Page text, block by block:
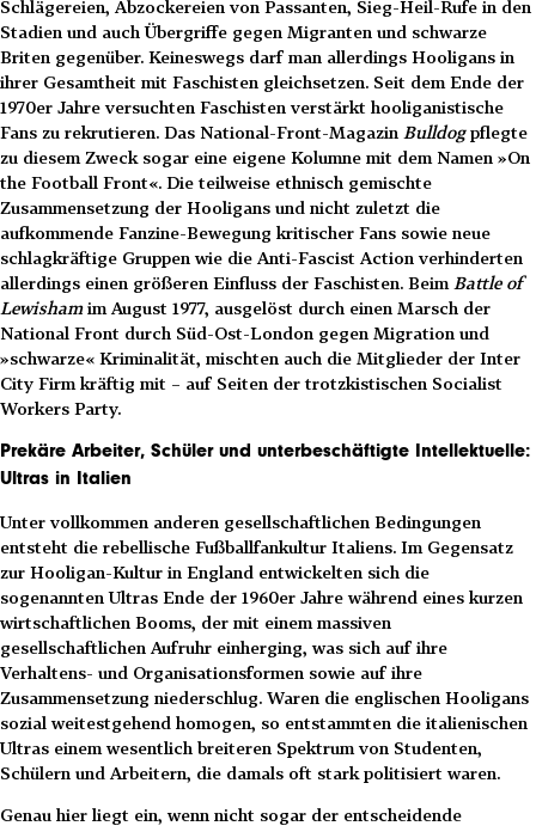
Schlägereien, Abzockereien von Passanten, Sieg-Heil-Rufe in den
Stadien und auch Übergriffe gegen Migranten und schwarze
Briten gegenüber. Keineswegs darf man allerdings Hooligans in
ihrer Gesamtheit mit Faschisten gleichsetzen. Seit dem Ende der
1970er Jahre versuchten Faschisten verstärkt hooliganistische
Fans zu rekrutieren. Das National-Front-Magazin Bulldogpflegte
zu diesem Zweck sogar eine eigene Kolumne mit dem Namen »On
the Football Front«. Die teilweise ethnisch gemischte
Zusammensetzung der Hooligans und nicht zuletzt die
aufkommende Fanzine-Bewegung kritischer Fans sowie neue
schlagkräftige Gruppen wie die Anti-Fascist Action verhinderten
allerdings einen größeren Einfluss der Faschisten. Beim Battle of
Lewishamim August 1977, ausgelöst durch einen Marsch der
National Front durch Süd-Ost-London gegen Migration und
»schwarze« Kriminalität, mischten auch die Mitglieder der Inter
City Firm kräftig mit – auf Seiten der trotzkistischen Socialist
Workers Party.
Prekäre Arbeiter, Schüler und unterbeschäftigte Intellektuelle:
Ultras in Italien
Unter vollkommen anderen gesellschaftlichen Bedingungen
entsteht die rebellische Fußballfankultur Italiens. Im Gegensatz
zur Hooligan-Kultur in England entwickelten sich die
sogenannten Ultras Ende der 1960er Jahre während eines kurzen
wirtschaftlichen Booms, der mit einem massiven
gesellschaftlichen Aufruhr einherging, was sich auf ihre
Verhaltens- und Organisationsformen sowie auf ihre
Zusammensetzung niederschlug. Waren die englischen Hooligans
sozial weitestgehend homogen, so entstammten die italienischen
Ultras einem wesentlich breiteren Spektrum von Studenten,
Schülern und Arbeitern, die damals oft stark politisiert waren.
Genau hier liegt ein, wenn nicht sogar der entscheidende